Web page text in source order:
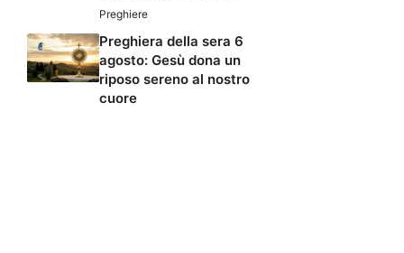
Preghiere
Preghiera della sera 6
agosto: Gesù dona un
riposo sereno al nostro
cuore